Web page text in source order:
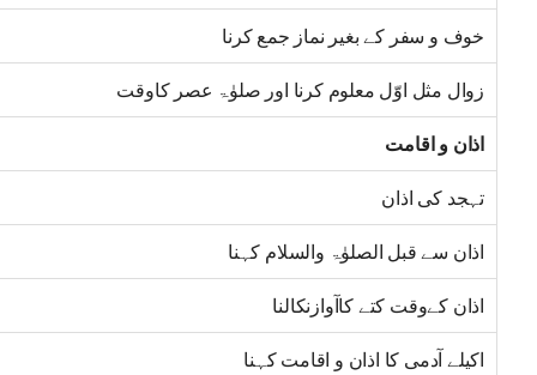
خوف و سفر کے بغیر نماز جمع کرنا
زوال مثل اوّل معلوم کرنا اور صلوٰۃ عصر کاوقت
اذان و اقامت
تہجد کی اذان
اذان سے قبل الصلوٰۃ والسلام کہنا
اذان کےوقت کتے کاآوازنکالنا
اکیلے آدمی کا اذان و اقامت کہنا